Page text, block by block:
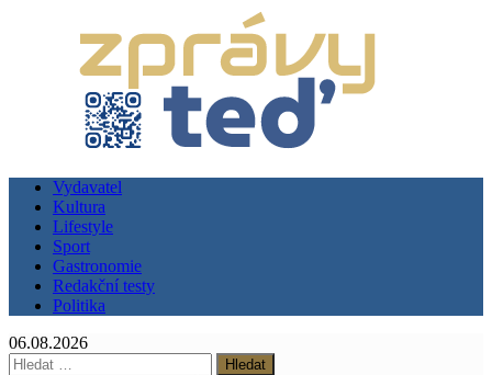
Vydavatel
Kultura
Lifestyle
Sport
Gastronomie
Redakční testy
Politika
06.08.2026
Vyhledávání